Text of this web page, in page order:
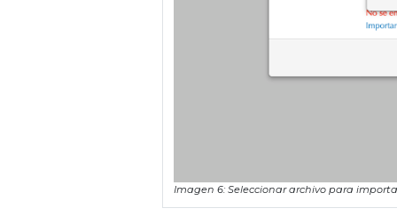
Imagen 6: Seleccionar archivo para